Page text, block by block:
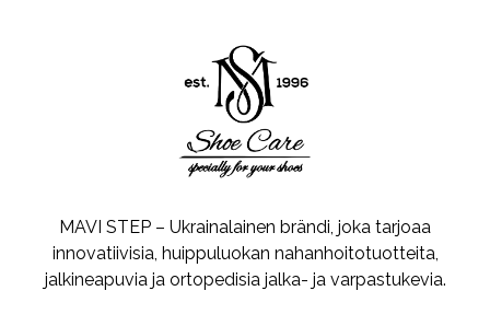
MAVI STEP – Ukrainalainen brändi, joka tarjoaa
innovatiivisia, huippuluokan nahanhoitotuotteita,
jalkineapuvia ja ortopedisia jalka- ja varpastukevia.